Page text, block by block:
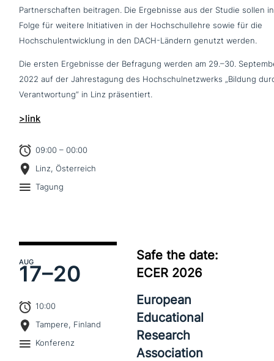
Partnerschaften beitragen. Die Ergebnisse aus der Studie sollen in
Folge für weitere Initiativen in der Hochschullehre sowie für die
Hochschulentwicklung in den DACH-Ländern genutzt werden.
Die ersten Ergebnisse der Befragung werden am 29.–30.
2022 auf der Jahrestagung des Hochschulnetzwerks „Bildung
Verantwortung“ in Linz präsentiert.
>link
09:00 – 00:00
Linz, Österreich
Tagung
AUG
17–20
10:00
Tampere, Finland
Konferenz
Safe the date:
ECER 2026
European
Educational
Research
Association